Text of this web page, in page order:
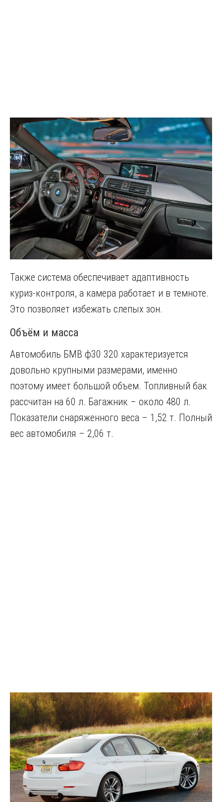
Также система обеспечивает адаптивность
куриз-контроля, а камера работает и в темноте.
Это позволяет избежать слепых зон.
Объём и масса
Автомобиль БМВ ф30 320 характеризуется
довольно крупными размерами, именно
поэтому имеет большой объем. Топливный бак
рассчитан на 60 л. Багажник – около 480 л.
Показатели снаряженного веса – 1,52 т. Полный
вес автомобиля – 2,06 т.